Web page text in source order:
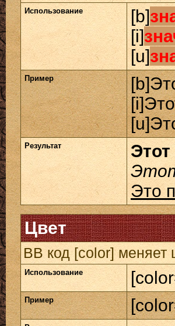
Использование [b]
[i]
[u]
Пример
Результат
Это
Цвет
BB код [color] меняет
Использование
Пример